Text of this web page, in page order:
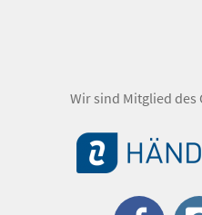
Wir sind Mitglied